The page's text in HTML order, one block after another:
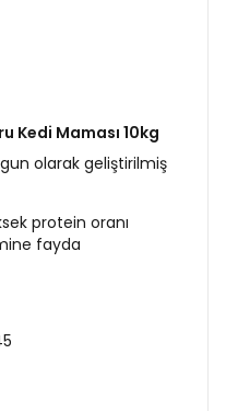
Kedi Maması 10kg
olarak geliştirilmiş
protein oranı
fayda